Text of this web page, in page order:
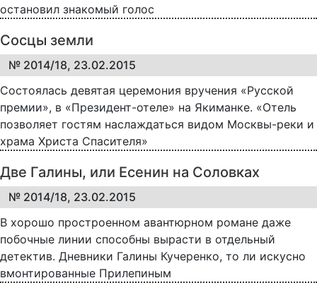
остановил знакомый голос
Сосцы земли
№ 2014/18, 23.02.2015
Состоялась девятая церемония вручения «Русской
премии», в «Президент-отеле» на Якиманке. «Отель
позволяет гостям наслаждаться видом Москвы-реки и
храма Христа Спасителя»
Две Галины, или Есенин на Соловках
№ 2014/18, 23.02.2015
В хорошо простроенном авантюрном романе даже
побочные линии способны вырасти в отдельный
детектив. Дневники Галины Кучеренко, то ли искусно
вмонтированные Прилепиным